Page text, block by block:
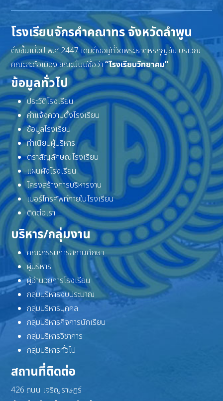
โรงเรียนจักรคำคณาทร จังหวัดลำพูน
ตั้งขึ้นเมื่อปี พ.ศ.2447 เดิมตั้งอยู่ที่วัดพระธาตุหริภุญชัย บริเวณ
คณะสะดือเมือง ขณะนั้นมีชื่อว่า“โรงเรียนวิทยาคม”
ข้อมูลทั่วไป
ประวัติโรงเรียน
คำแจ้งความตั้งโรงเรียน
ข้อมูลโรงเรียน
ทำเนียบผู้บริหาร
ตราสัญลักษณ์โรงเรียน
แผนผังโรงเรียน
โครงสร้างการบริหารงาน
เบอร์โทรศัพท์ภายในโรงเรียน
ติดต่อเรา
บริหาร/กลุ่มงาน
คณะกรรมการสถานศึกษา
ผู้บริหาร
ผู้อำนวยการโรงเรียน
กลุ่มบริหารงบประมาณ
กลุ่มบริหารบุคคล
กลุ่มบริหารกิจการนักเรียน
กลุ่มบริหารวิชาการ
กลุ่มบริหารทั่วไป
สถานที่ติดต่อ
426 ถนน เจริญราษฎร์